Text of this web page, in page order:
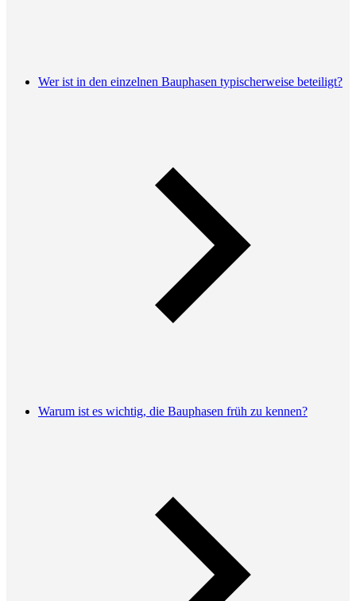
Wer ist in den einzelnen Bauphasen typischerweise beteiligt?
Warum ist es wichtig, die Bauphasen früh zu kennen?